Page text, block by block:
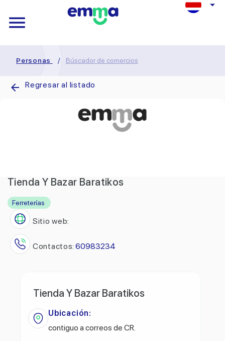
Personas / Búscador de comercios
Regresar al listado
Tienda Y Bazar Baratikos
Ferreterías
Sitio web:
Contactos: 60983234
Tienda Y Bazar Baratikos
Ubicación:
contiguo a correos de CR.